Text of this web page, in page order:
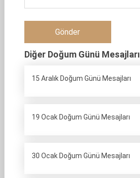
Diğer Doğum Günü Mesajları
15 Aralık Doğum Günü Mesajları
19 Ocak Doğum Günü Mesajları
30 Ocak Doğum Günü Mesajları